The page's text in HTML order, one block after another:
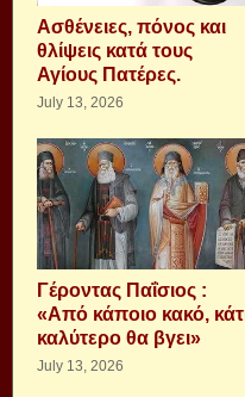
Aσθένειες, πόνος και
θλίψεις κατά τους
Αγίους Πατέρες.
July 13, 2026
Γέροντας Παΐσιος :
«Από κάποιο κακό,
καλύτερο θα βγει»
July 13, 2026